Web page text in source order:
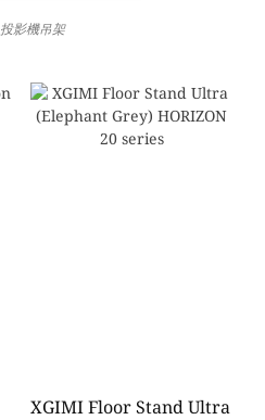
投影機吊架
XGIMI Floor Stand Ultra